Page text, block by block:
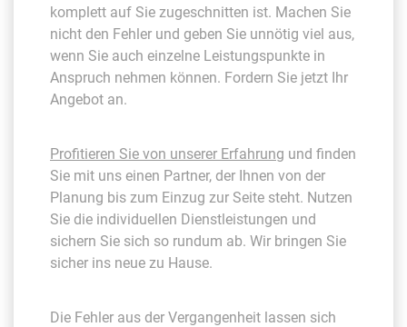
komplett auf Sie zugeschnitten ist. Machen Sie
nicht den Fehler und geben Sie unnötig viel aus,
wenn Sie auch einzelne Leistungspunkte in
Anspruch nehmen können. Fordern Sie jetzt Ihr
Angebot an.
Profitieren Sie von unserer Erfahrung und finden
Sie mit uns einen Partner, der Ihnen von der
Planung bis zum Einzug zur Seite steht. Nutzen
Sie die individuellen Dienstleistungen und
sichern Sie sich so rundum ab. Wir bringen Sie
sicher ins neue zu Hause.
Die Fehler aus der Vergangenheit lassen sich